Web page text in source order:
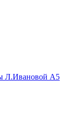
Л.Ивановой А5